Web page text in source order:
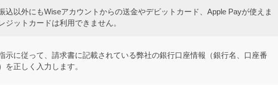
込以外にもWiseアカウントからの送金やデビットカード、Apple Payが使えま
ジットカードは利用できません。
示に従って、請求書に記載されている弊社の銀行口座情報（銀行名、口座番
を正しく入力します。